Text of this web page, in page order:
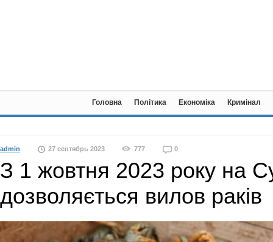
Головна Політика Економіка Кримінал
admin 27 сентябрь 2023 777 0
З 1 жовтня 2023 року на
дозволяється вилов раків